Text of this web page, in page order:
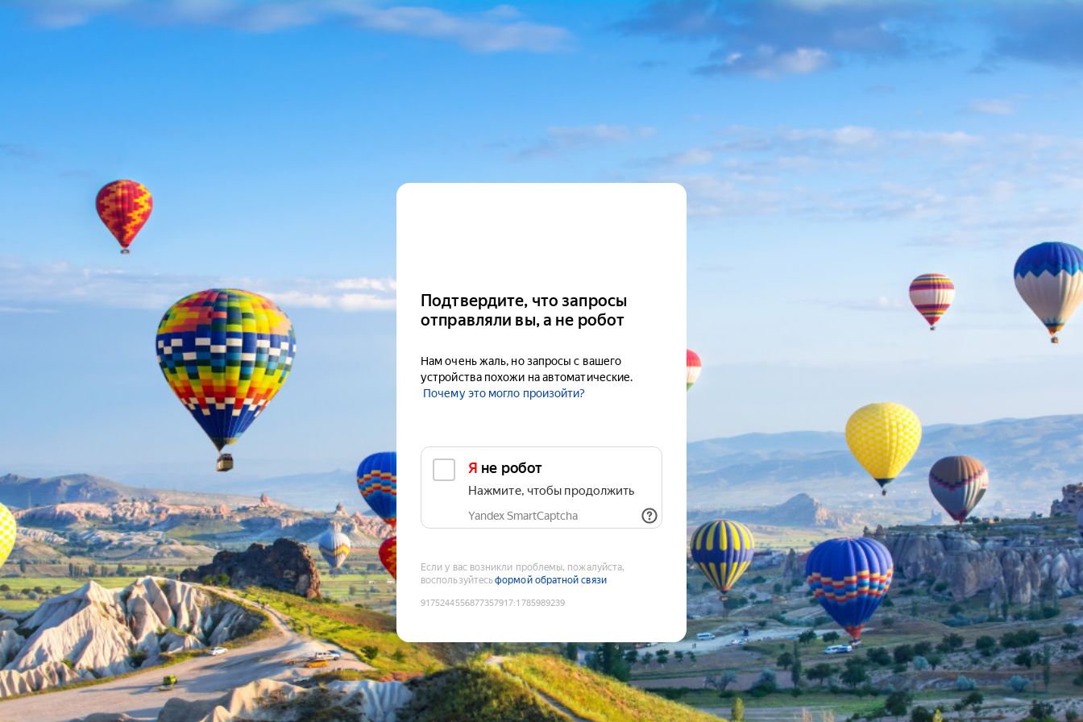
Подтвердите, что запросы
отправляли вы, а не робот
Нам очень жаль, но запросы с вашего
устройства похожи на автоматические.
Почему это могло произойти?
Я не робот
Нажмите, чтобы продолжить
Yandex SmartCaptcha
Если у вас возникли проблемы, пожалуйста,
воспользуйтесьформой обратной связи
9175244556877357917:1785989239